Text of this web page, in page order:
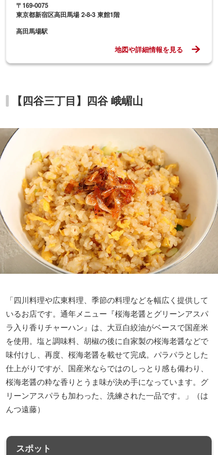
〒169-0075
東京都新宿区高田馬場 2-8-3 東館1階
高田馬場駅
地図や詳細情報を見る
【四谷三丁目】四谷 峨嵋山
「四川料理や広東料理、季節の料理などを幅広く提供して
いるお店です。通年メニュー『桜海老醤とグリーンアスパ
ラ入り香りチャーハン』は、大豆白絞油がベースで国産米
を使用。塩と調味料、胡椒の後に自家製の桜海老醤などで
味付けし、再度、桜海老醤を載せて完成。パラパラとした
仕上がりですが、国産米ならではのしっとり感も備わり、
桜海老醤の粋な香りとうま味が決め手になっています。グ
リーンアスパラも加わった、洗練された一品です。」（は
んつ遠藤）
スポット